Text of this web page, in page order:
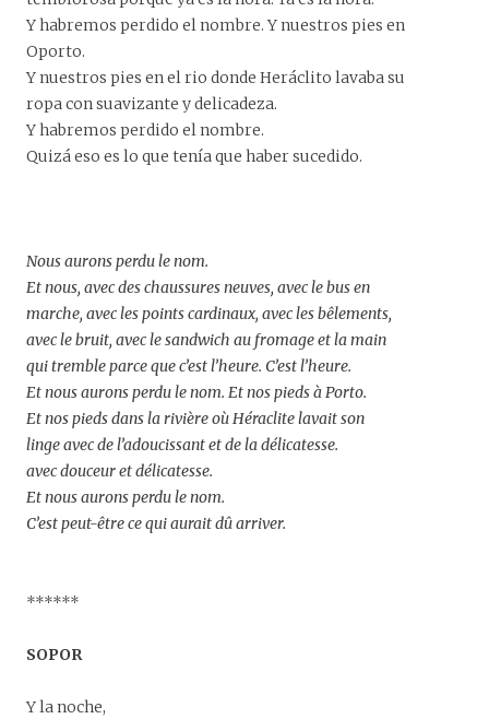
Y habremos perdido el nombre. Y nuestros pies en
Oporto.
Y nuestros pies en el rio donde Heráclito lavaba su
ropa con suavizante y delicadeza.
Y habremos perdido el nombre.
Quizá eso es lo que tenía que haber sucedido.
Nous aurons perdu le nom.
Et nous, avec des chaussures neuves, avec le bus en
marche, avec les points cardinaux, avec les bêlements,
avec le bruit, avec le sandwich au fromage et la main
qui tremble parce que c’est l’heure. C’est l’heure.
Et nous aurons perdu le nom. Et nos pieds à Porto.
Et nos pieds dans la rivière où Héraclite lavait son
linge avec de l’adoucissant et de la délicatesse.
avec douceur et délicatesse.
Et nous aurons perdu le nom.
C’est peut-être ce qui aurait dû arriver.
******
SOPOR
Y la noche,